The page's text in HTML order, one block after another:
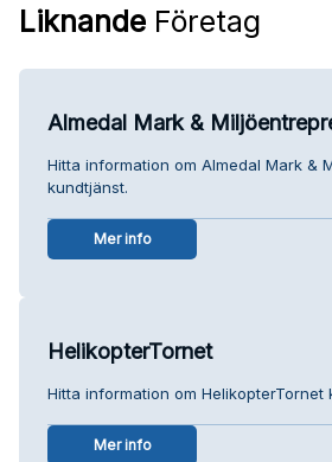
Liknande Företag
Almedal Mark &
Hitta information om Almedal Mark &
kundtjänst.
Mer info
HelikopterTornet
Hitta information om HelikopterTornet
Mer info